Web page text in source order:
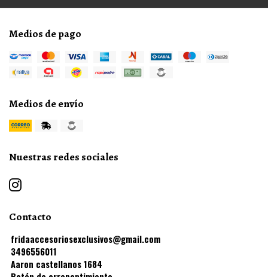
Medios de pago
Medios de envío
Nuestras redes sociales
Contacto
fridaaccesoriosexclusivos@gmail.com
3496556011
Aaron castellanos 1684